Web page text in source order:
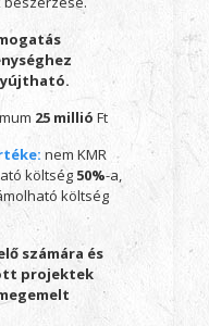
25 millió Ft
: nem KMR
költség 50%-a,
költség
számára és
projektek